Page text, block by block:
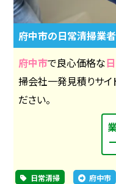
府中市の日常清掃
府中市で良心価格な
掃会社一発見積りサイ
ださい。
日常清掃 府中市